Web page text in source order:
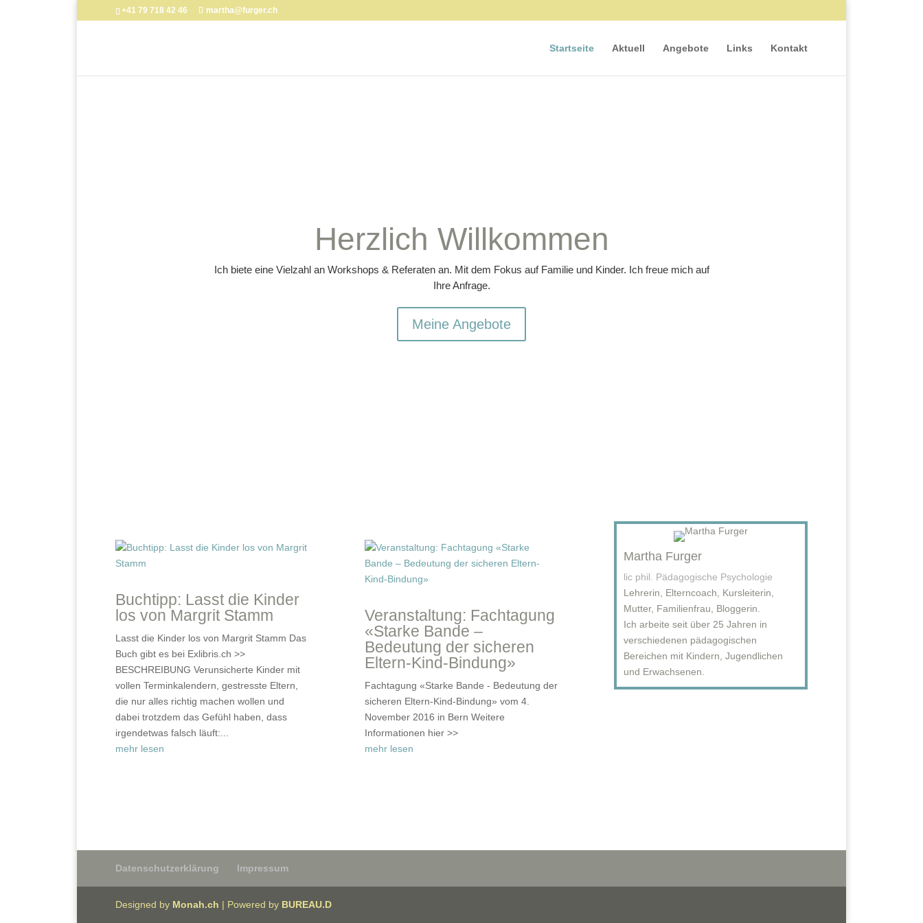
+41 79 718 42 46 martha@furger.ch
Startseite Aktuell Angebote Links Kontakt
Herzlich Willkommen
Ich biete eine Vielzahl an Workshops & Referaten an. Mit dem Fokus auf Familie und Kinder. Ich freue mich auf
Ihre Anfrage.
Meine Angebote
Buchtipp: Lasst die Kinder
los von Margrit Stamm
Lasst die Kinder los von Margrit Stamm Das
Buch gibt es bei Exlibris.ch >>
BESCHREIBUNG Verunsicherte Kinder mit
vollen Terminkalendern, gestresste Eltern,
die nur alles richtig machen wollen und
dabei trotzdem das Gefühl haben, dass
irgendetwas falsch läuft:...
mehr lesen
Veranstaltung: Fachtagung
«Starke Bande –
Bedeutung der sicheren
Eltern-Kind-Bindung»
Fachtagung «Starke Bande - Bedeutung der
sicheren Eltern-Kind-Bindung» vom 4.
November 2016 in Bern Weitere
Informationen hier >>
mehr lesen
Martha Furger
lic phil. Pädagogische Psychologie
Lehrerin, Elterncoach, Kursleiterin,
Mutter, Familienfrau, Bloggerin.
Ich arbeite seit über 25 Jahren in
verschiedenen pädagogischen
Bereichen mit Kindern, Jugendlichen
und Erwachsenen.
Datenschutz­erklärung Impressum
Designed by Monah.ch | Powered by BUREAU.D